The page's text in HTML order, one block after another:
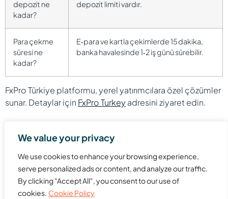
We value your privacy
We use cookies to enhance your browsing experience,
serve personalized ads or content, and analyze our traffic.
By clicking "Accept All", you consent to our use of
cookies. Cookie Policy
depozit ne
kadar?
depozit limiti vardır.
Para çekme
süresi ne
kadar?
E‑para ve kartla çekimlerde 15 dakika,
banka havalesinde 1‑2 iş günü sürebilir.
FxPro Türkiye platformu, yerel yatırımcılara özel çözümler
sunar. Detaylar için FxPro Turkey adresini ziyaret edin.
Website hosting and domains provider with web design,